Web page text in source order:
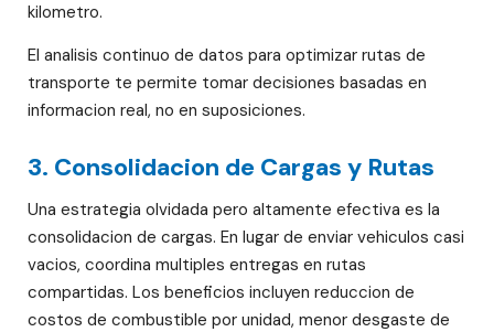
kilometro.
El analisis continuo de datos para optimizar rutas de
transporte te permite tomar decisiones basadas en
informacion real, no en suposiciones.
3. Consolidacion de Cargas y Rutas
Una estrategia olvidada pero altamente efectiva es la
consolidacion de cargas. En lugar de enviar vehiculos casi
vacios, coordina multiples entregas en rutas
compartidas. Los beneficios incluyen reduccion de
costos de combustible por unidad, menor desgaste de